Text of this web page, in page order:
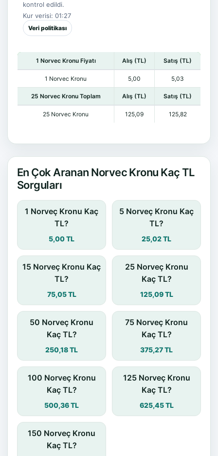
kontrol edildi.
Kur verisi: 01:27
Veri politikası
1 Norvec Kronu Fiyatı Alış (TL) Satış (TL)
1 Norvec Kronu 5,00 5,03
25 Norvec Kronu Toplam Alış (TL) Satış (TL)
25 Norvec Kronu 125,09 125,82
En Çok Aranan Norvec Kronu Kaç TL
Sorguları
1 Norveç Kronu Kaç
TL?
5,00 TL
5 Norveç Kronu Kaç
TL?
25,02 TL
15 Norveç Kronu Kaç
TL?
75,05 TL
25 Norveç Kronu
Kaç TL?
125,09 TL
50 Norveç Kronu
Kaç TL?
250,18 TL
75 Norveç Kronu
Kaç TL?
375,27 TL
100 Norveç Kronu
Kaç TL?
500,36 TL
125 Norveç Kronu
Kaç TL?
625,45 TL
150 Norveç Kronu
Kaç TL?